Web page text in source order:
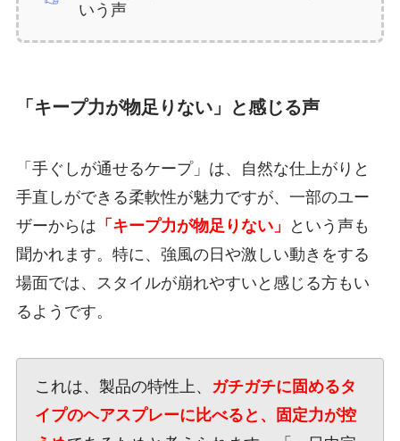
いう声
「キープ力が物足りない」と感じる声
「手ぐしが通せるケープ」は、自然な仕上がりと
手直しができる柔軟性が魅力ですが、一部のユー
ザーからは 「キープ力が物足りない」
という声も
聞かれます。特に、強風の日や激しい動きをする
場面では、スタイルが崩れやすいと感じる方もい
るようです。
これは、製品の特性上、
ガチガチに固めるタ
イプのヘアスプレーに比べると、固定力が控